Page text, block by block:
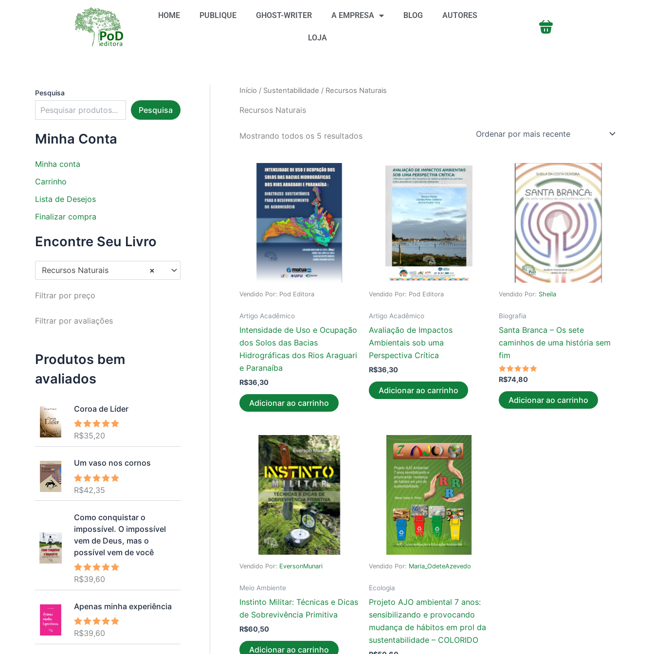
HOME PUBLIQUE GHOST-WRITER A EMPRESA BLOG AUTORES
LOJA
Pesquisa
Pesquisa
Minha Conta
Minha conta
Carrinho
Lista de Desejos
Finalizar compra
Encontre Seu Livro
×
Recursos Naturais
Filtrar por preço
Filtrar por avaliações
Produtos bem
avaliados
Coroa de Líder
Avaliação
R$35,20
Um vaso nos cornos
Avaliação
de 5
R$42,35
Como conquistar o
impossível. O impossível
vem de Deus, mas o
possível vem de você
Avaliação
R$39,60
Apenas minha experiência
Avaliação
R$39,60
u
m
c
g
o
r
a
Início / Sustentabilidade / Recursos Naturais
Recursos Naturais
Mostrando todos os 5 resultados
por
mais
Vendido Por: Pod Editora
Artigo Acadêmico
Intensidade de Uso e Ocupação
dos Solos das Bacias
Hidrográficas dos Rios Araguari
e Paranaíba
R$36,30
Adicionar ao carrinho
Vendido Por: Pod Editora
Artigo Acadêmico
Avaliação de Impactos
Ambientais sob uma
Perspectiva Crítica
R$36,30
Adicionar ao carrinho
Vendido Por: Sheila
Biografia
Santa Branca – Os sete
caminhos de uma história sem
fim
Avaliação
5.00
de 5
R$74,80
Adicionar ao carrinho
Vendido Por: EversonMunari
Meio Ambiente
Instinto Militar: Técnicas e Dicas
de Sobrevivência Primitiva
R$60,50
Adicionar ao carrinho
Vendido Por: Maria_OdeteAzevedo
Ecologia
Projeto AJO ambiental 7 anos:
sensibilizando e provocando
mudança de hábitos em prol da
sustentabilidade – COLORIDO